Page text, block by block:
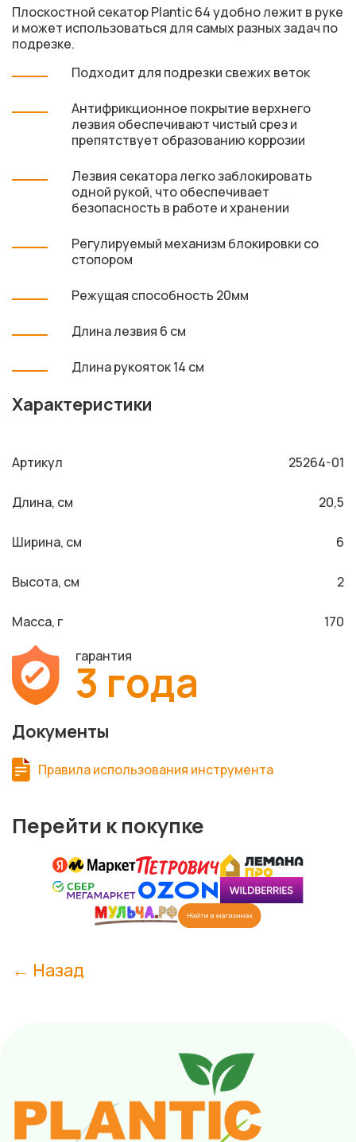
Плоскостной секатор Plantic 64 удобно лежит в руке
и может использоваться для самых разных задач по
подрезке.
Подходит для подрезки свежих веток
Антифрикционное покрытие верхнего
лезвия обеспечивают чистый срез и
препятствует образованию коррозии
Лезвия секатора легко заблокировать
одной рукой, что обеспечивает
безопасность в работе и хранении
Регулируемый механизм блокировки со
стопором
Режущая способность 20мм
Длина лезвия 6 см
Длина рукояток 14 см
Характеристики
Артикул 25264-01
Длина, см 20,5
Ширина, см 6
Высота, см 2
Масса, г
170
гарантия
3 года
Документы
Правила использования инструмента
Перейти к покупке
← Назад